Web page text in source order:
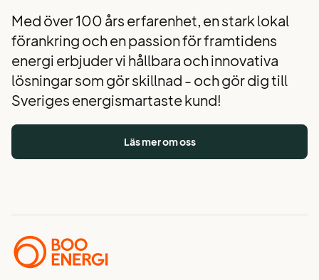
Med över 100 års erfarenhet, en stark lokal
förankring och en passion för framtidens
energi erbjuder vi hållbara och innovativa
lösningar som gör skillnad - och gör dig till
Sveriges energismartaste kund!
Läs mer om oss